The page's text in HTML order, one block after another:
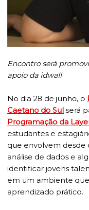
Encontro será
apoio da idwall
No dia 28 de junho, o
Caetano do Sul será
Programação da
estudantes e
que envolvem desde
análise de dados e
identificar jovens
em um ambiente
aprendizado prático.